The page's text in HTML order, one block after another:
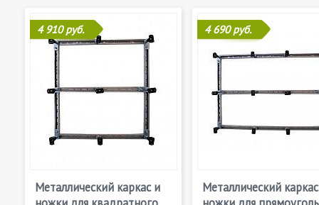
4 910 руб.
Металлический каркас и
4 690 руб.
Металлический